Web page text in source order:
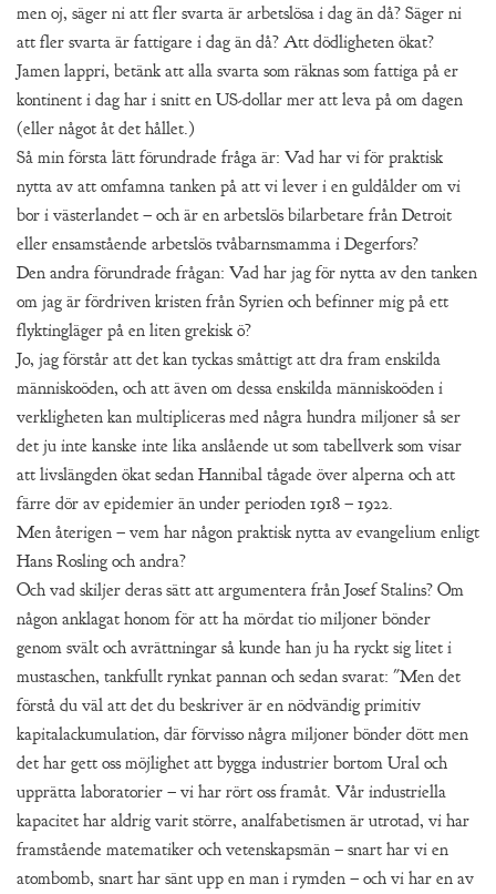
men oj, säger ni att fler svarta är arbetslösa i dag än då? Säger ni
att fler svarta är fattigare i dag än då? Att dödligheten ökat?
Jamen lappri, betänk att alla svarta som räknas som fattiga på er
kontinent i dag har i snitt en US-dollar mer att leva på om dagen
(eller något åt det hållet.)
Så min första lätt förundrade fråga är: Vad har vi för praktisk
nytta av att omfamna tanken på att vi lever i en guldålder om vi
bor i västerlandet – och är en arbetslös bilarbetare från Detroit
eller ensamstående arbetslös tvåbarnsmamma i Degerfors?
Den andra förundrade frågan: Vad har jag för nytta av den tanken
om jag är fördriven kristen från Syrien och befinner mig på ett
flyktingläger på en liten grekisk ö?
Jo, jag förstår att det kan tyckas småttigt att dra fram enskilda
människoöden, och att även om dessa enskilda människoöden i
verkligheten kan multipliceras med några hundra miljoner så ser
det ju inte kanske inte lika anslående ut som tabellverk som visar
att livslängden ökat sedan Hannibal tågade över alperna och att
färre dör av epidemier än under perioden 1918 – 1922.
Men återigen – vem har någon praktisk nytta av evangelium enligt
Hans Rosling och andra?
Och vad skiljer deras sätt att argumentera från Josef Stalins? Om
någon anklagat honom för att ha mördat tio miljoner bönder
genom svält och avrättningar så kunde han ju ha ryckt sig litet i
mustaschen, tankfullt rynkat pannan och sedan svarat: "Men det
förstå du väl att det du beskriver är en nödvändig primitiv
kapitalackumulation, där förvisso några miljoner bönder dött men
det har gett oss möjlighet att bygga industrier bortom Ural och
upprätta laboratorier – vi har rört oss framåt. Vår industriella
kapacitet har aldrig varit större, analfabetismen är utrotad, vi har
framstående matematiker och vetenskapsmän – snart har vi en
atombomb, snart har sänt upp en man i rymden – och vi har en av